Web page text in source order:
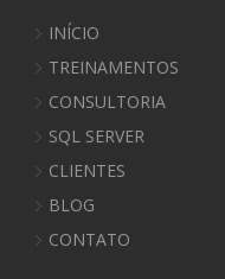
INÍCIO
TREINAMENTOS
CONSULTORIA
SQL SERVER
CLIENTES
BLOG
CONTATO